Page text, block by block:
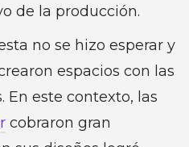
de la producción.
no se hizo esperar y
espacios con las
En este contexto, las
cobraron gran